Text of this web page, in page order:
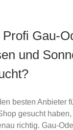
Gau-
und
besten Anbieter
gesucht
richtig. Gau-